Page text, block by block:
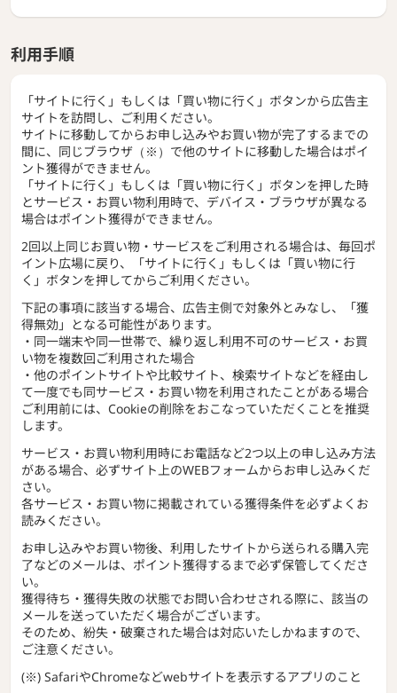
利用手順
「サイトに行く」もしくは「買い物に行く」ボタンから広告主
サイトを訪問し、ご利用ください。
サイトに移動してからお申し込みやお買い物が完了するまでの
間に、同じブラウザ（※）で他のサイトに移動した場合はポイ
ント獲得ができません。
「サイトに行く」もしくは「買い物に行く」ボタンを押した時
とサービス・お買い物利用時で、デバイス・ブラウザが異なる
場合はポイント獲得ができません。
2回以上同じお買い物・サービスをご利用される場合は、毎回ポ
イント広場に戻り、「サイトに行く」もしくは「買い物に行
く」ボタンを押してからご利用ください。
下記の事項に該当する場合、広告主側で対象外とみなし、「獲
得無効」となる可能性があります。
・同一端末や同一世帯で、繰り返し利用不可のサービス・お買
い物を複数回ご利用された場合
・他のポイントサイトや比較サイト、検索サイトなどを経由し
て一度でも同サービス・お買い物を利用されたことがある場合
ご利用前には、Cookieの削除をおこなっていただくことを推奨
します。
サービス・お買い物利用時にお電話など2つ以上の申し込み方法
がある場合、必ずサイト上のWEBフォームからお申し込みくだ
さい。
各サービス・お買い物に掲載されている獲得条件を必ずよくお
読みください。
お申し込みやお買い物後、利用したサイトから送られる購入完
了などのメールは、ポイント獲得するまで必ず保管してくださ
い。
獲得待ち・獲得失敗の状態でお問い合わせされる際に、該当の
メールを送っていただく場合がございます。
そのため、紛失・破棄された場合は対応いたしかねますので、
ご注意ください。
(※) SafariやChromeなどwebサイトを表示するアプリのこと